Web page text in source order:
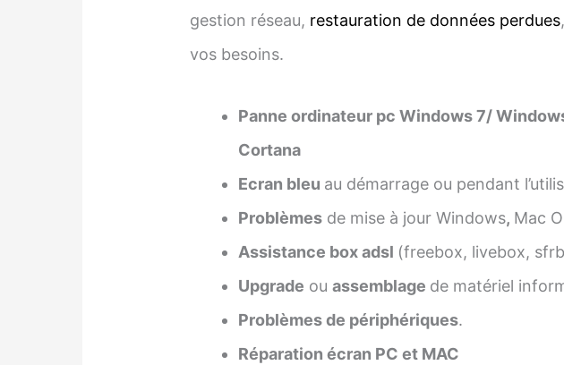
gestion réseau, restauration de données perdues
vos besoins.
Panne ordinateur pc Windows 7/
Cortana
Ecran bleu au démarrage ou pendant
Problèmes de mise à jour Windows, Mac
Assistance box adsl (freebox, livebox,
Upgrade ouassemblage de matériel
Problèmes de périphériques.
Réparation écran PC et MAC